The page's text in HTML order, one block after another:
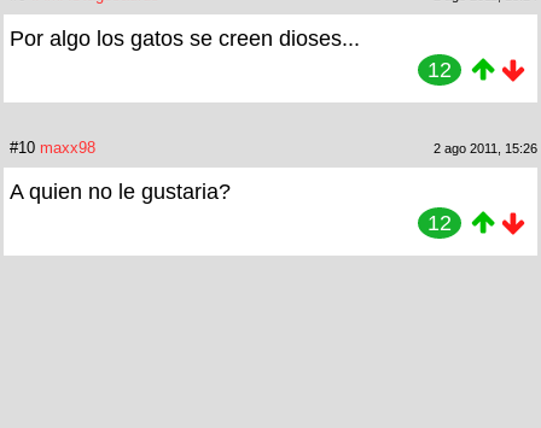
Por algo los gatos se creen dioses...
12
#10 maxx98 2 ago 2011, 15:26
A quien no le gustaria?
12